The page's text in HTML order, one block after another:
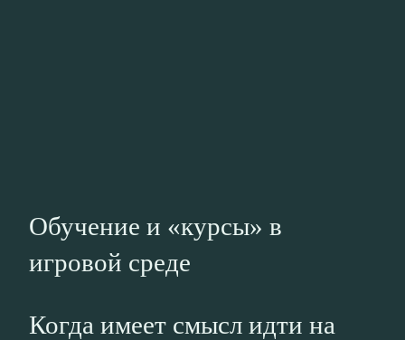
Обучение и «курсы» в
игровой среде
Когда имеет смысл идти на